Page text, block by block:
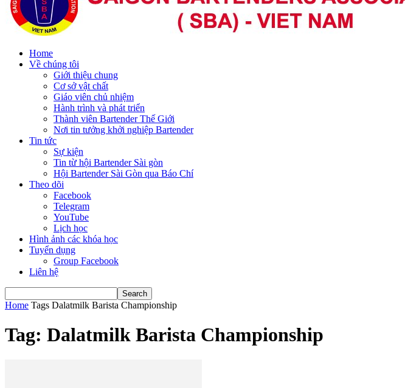
Home
Về chúng tôi
Giới thiệu chung
Cơ sở vật chất
Giáo viên chủ nhiệm
Hành trình và phát triển
Thành viên Bartender Thế Giới
Nơi tin tưởng khởi nghiệp Bartender
Tin tức
Sự kiện
Tin từ hội Bartender Sài gòn
Hội Bartender Sài Gòn qua Báo Chí
Theo dõi
Facebook
Telegram
YouTube
Lịch học
Hình ảnh các khóa học
Tuyển dụng
Group Facebook
Liên hệ
Home Tags Dalatmilk Barista Championship
Tag: Dalatmilk Barista Championship